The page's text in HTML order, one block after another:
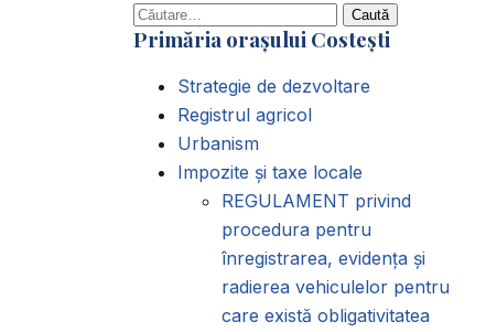
Caută
după:
Primăria orașului Costești
Strategie de dezvoltare
Registrul agricol
Urbanism
Impozite și taxe locale
REGULAMENT privind
procedura pentru
înregistrarea, evidența și
radierea vehiculelor pentru
care există obligativitatea